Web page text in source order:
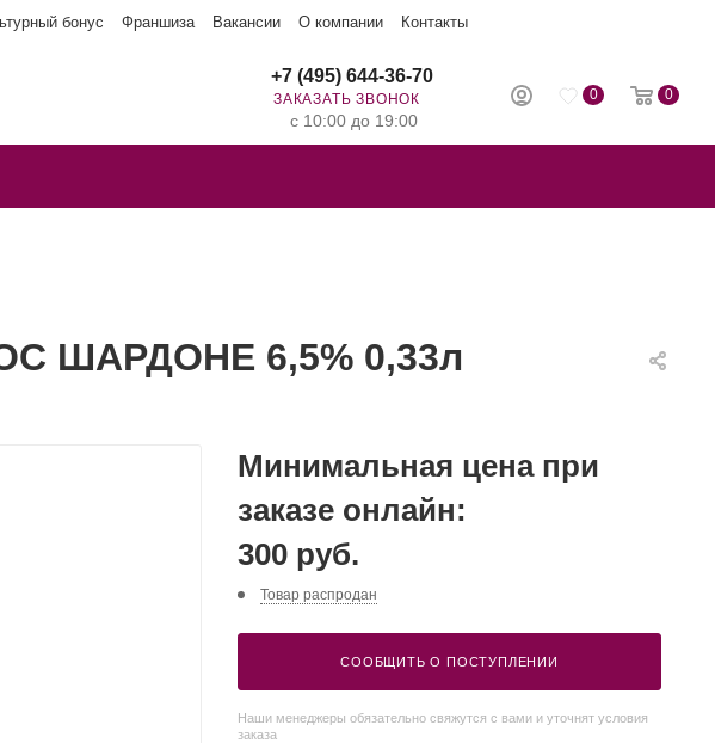
бонус Франшиза Вакансии О компании Контакты
0 0
+7 (495) 644-36-70
ЗАКАЗАТЬ ЗВОНОК
с 10:00 до 19:00
ШАРДОНЕ 6,5% 0,33л
Минимальная цена при
заказе онлайн:
300 руб.
Товар распродан
СООБЩИТЬ О ПОСТУПЛЕНИИ
Наши менеджеры обязательно свяжутся с вами и уточнят условия
заказа